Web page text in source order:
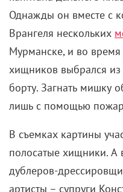
хищников выбрался из
борту. Загнать мишку
лишь с помощью
В съемках картины
полосатые хищники. А
дублеров-
артисты – супруги
Маргарита Назарова.
«Укротительнице
привязалась к